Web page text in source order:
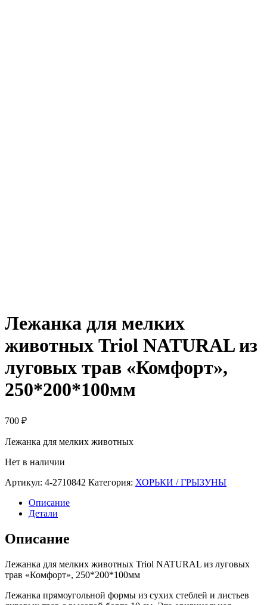
Лежанка для мелких
животных Triol NATURAL из
луговых трав «Комфорт»,
250*200*100мм
700 ₽
Лежанка для мелких животных
Нет в наличии
Артикул: 4-2710842 Категория: ХОРЬКИ / ГРЫЗУНЫ
Описание
Детали
Описание
Лежанка для мелких животных Triol NATURAL из луговых
трав «Комфорт», 250*200*100мм
Лежанка прямоугольной формы из сухих стеблей и листьев